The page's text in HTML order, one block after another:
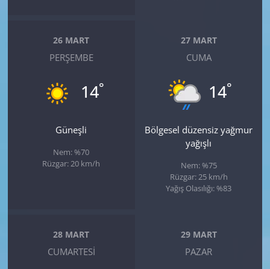
26 MART
PERŞEMBE
14°
Güneşli
Nem: %70
Rüzgar: 20 km/h
27 MART
CUMA
14°
Bölgesel düzensiz yağmur
yağışlı
Nem: %75
Rüzgar: 25 km/h
Yağış Olasılığı: %83
28 MART
CUMARTESI
29 MART
PAZAR